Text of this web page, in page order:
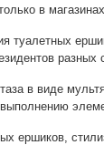
в
туалетных
разных
в виде
ершиков,